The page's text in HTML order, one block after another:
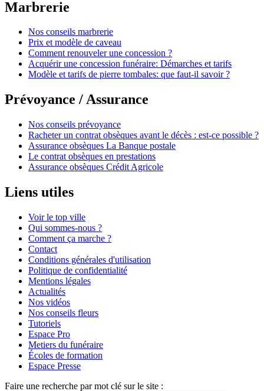
Marbrerie
Nos conseils marbrerie
Prix et modèle de caveau
Comment renouveler une concession ?
Acquérir une concession funéraire: Démarches et tarifs
Modèle et tarifs de pierre tombales: que faut-il savoir ?
Prévoyance / Assurance
Nos conseils prévoyance
Racheter un contrat obsèques avant le décès : est-ce possible ?
Assurance obsèques La Banque postale
Le contrat obsèques en prestations
Assurance obsèques Crédit Agricole
Liens utiles
Voir le top ville
Qui sommes-nous ?
Comment ça marche ?
Contact
Conditions générales d'utilisation
Politique de confidentialité
Mentions légales
Actualités
Nos vidéos
Nos conseils fleurs
Tutoriels
Espace Pro
Metiers du funéraire
Écoles de formation
Espace Presse
Faire une recherche par mot clé sur le site :